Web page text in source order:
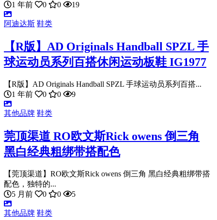
1 年前
0 0 19
阿迪达斯 鞋类
【R版】AD Originals Handball SPZL 手
球运动员系列百搭休闲运动板鞋 IG1977
【R版】AD Originals Handball SPZL 手球运动员系列百搭...
1 年前
0 0 9
其他品牌 鞋类
莞顶渠道 RO欧文斯Rick owens 倒三角
黑白经典粗绑带搭配色
【莞顶渠道】RO欧文斯Rick owens 倒三角 黑白经典粗绑带搭
配色，独特的...
5 月前
0 0 5
其他品牌 鞋类